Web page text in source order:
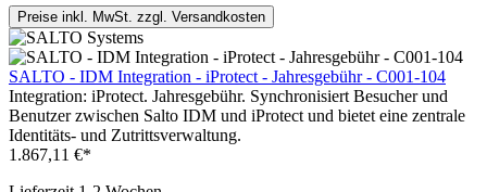
Preise inkl. MwSt. zzgl. Versandkosten
SALTO - IDM Integration - iProtect - Jahresgebühr - C001-104
Integration: iProtect. Jahresgebühr. Synchronisiert Besucher und
Benutzer zwischen Salto IDM und iProtect und bietet eine zentrale
Identitäts- und Zutrittsverwaltung.
1.867,11 €*